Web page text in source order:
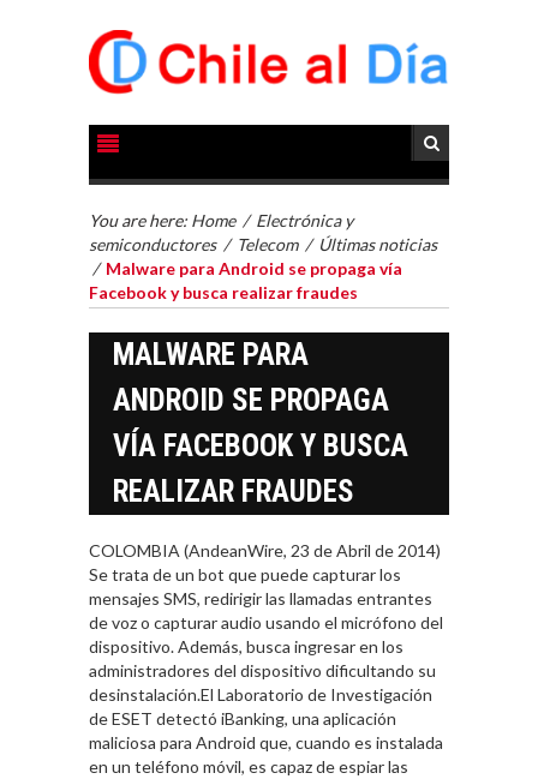
You are here: Home / Electrónica y
semiconductores / Telecom / Últimas noticias
/ Malware para Android se propaga vía
Facebook y busca realizar fraudes
MALWARE PARA
ANDROID SE PROPAGA
VÍA FACEBOOK Y BUSCA
REALIZAR FRAUDES
COLOMBIA (AndeanWire, 23 de Abril de 2014)
Se trata de un bot que puede capturar los
mensajes SMS, redirigir las llamadas entrantes
de voz o capturar audio usando el micrófono del
dispositivo. Además, busca ingresar en los
administradores del dispositivo dificultando su
desinstalación.El Laboratorio de Investigación
de ESET detectó iBanking, una aplicación
maliciosa para Android que, cuando es instalada
en un teléfono móvil, es capaz de espiar las